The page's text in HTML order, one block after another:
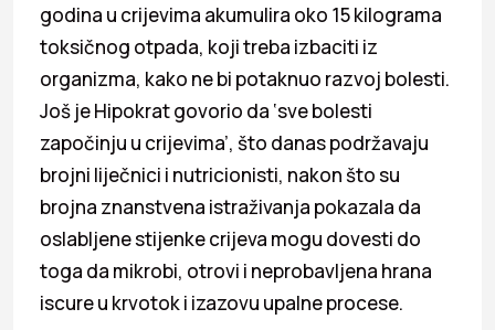
godina u crijevima akumulira oko 15 kilograma
toksičnog otpada, koji treba izbaciti iz
organizma, kako ne bi potaknuo razvoj bolesti.
Još je Hipokrat govorio da ‘sve bolesti
započinju u crijevima’, što danas podržavaju
brojni liječnici i nutricionisti, nakon što su
brojna znanstvena istraživanja pokazala da
oslabljene stijenke crijeva mogu dovesti do
toga da mikrobi, otrovi i neprobavljena hrana
iscure u krvotok i izazovu upalne procese.